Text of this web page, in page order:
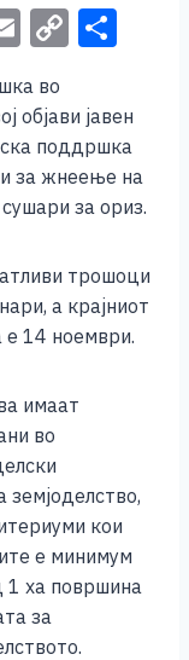
E
ai
l
C
p
y
Li
n
k
ar
e
во
објави јавен
поддршка
за жнеење на
за ориз.
трошоци
а крајниот
14 ноември.
имаат
во
кои
е минимум
1 ха површина
за